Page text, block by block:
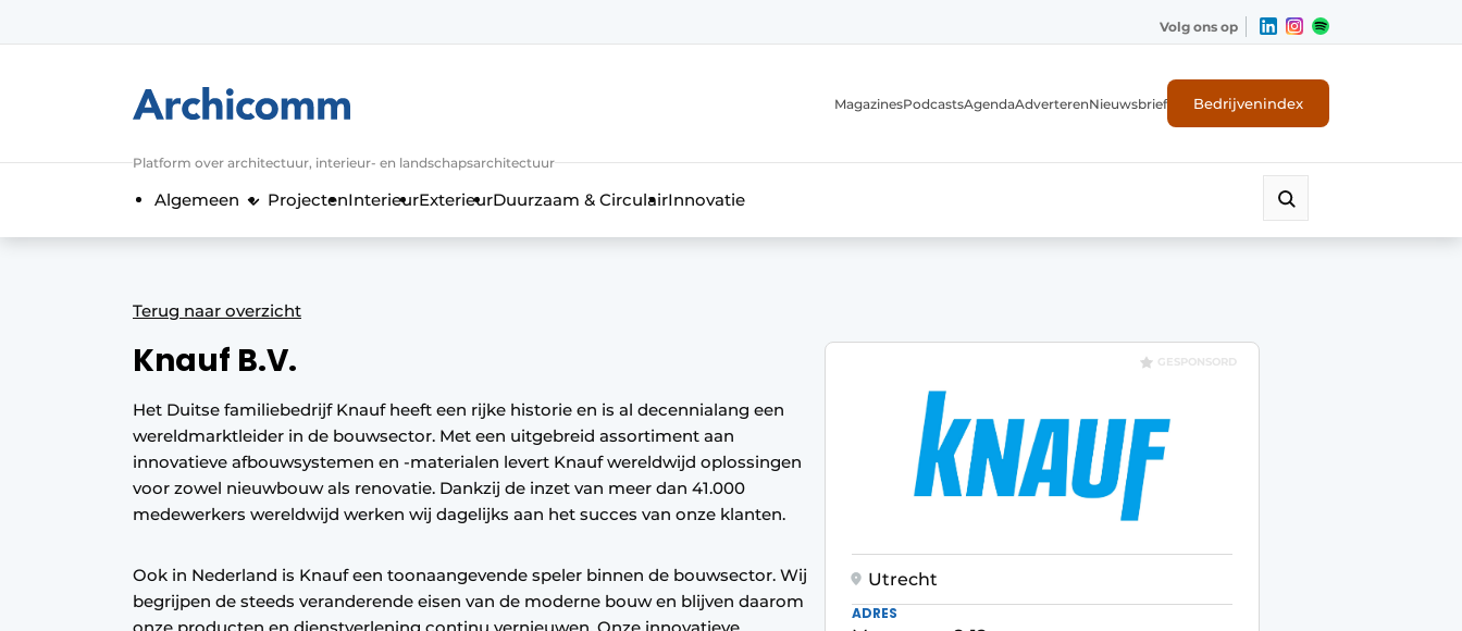
Algemene voorwaarden
Vacature aanmelden
Vacatures
Video’s
Volg ons op
Platform over architectuur, interieur- en landschapsarchitectuur
MagazinesPodcastsAgendaAdverterenNieuwsbrief Bedrijvenindex
Algemeen ProjectenInterieurExterieurDuurzaam & CirculairInnovatie
Terug naar overzicht
Knauf B.V.
Het Duitse familiebedrijf Knauf heeft een rijke historie en is al decennialang een
wereldmarktleider in de bouwsector. Met een uitgebreid assortiment aan
innovatieve afbouwsystemen en -materialen levert Knauf wereldwijd oplossingen
voor zowel nieuwbouw als renovatie. Dankzij de inzet van meer dan 41.000
medewerkers wereldwijd werken wij dagelijks aan het succes van onze klanten.
Ook in Nederland is Knauf een toonaangevende speler binnen de bouwsector. Wij
begrijpen de steeds veranderende eisen van de moderne bouw en blijven daarom
GESPONSORD
Utrecht
ADRES